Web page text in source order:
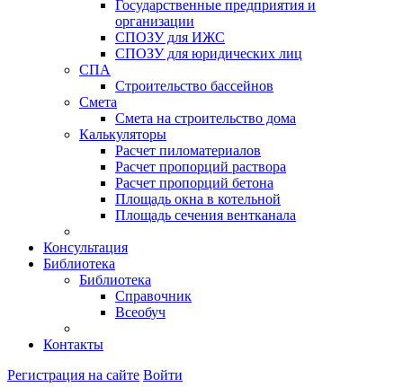
Государственные предприятия и
организации
СПОЗУ для ИЖС
СПОЗУ для юридических лиц
СПА
Строительство бассейнов
Смета
Смета на строительство дома
Калькуляторы
Расчет пиломатериалов
Расчет пропорций раствора
Расчет пропорций бетона
Площадь окна в котельной
Площадь сечения вентканала
Консультация
Библиотека
Библиотека
Справочник
Всеобуч
Контакты
Регистрация на сайте Войти